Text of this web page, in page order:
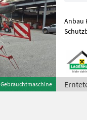
Gebrauchtmaschine
Anbau